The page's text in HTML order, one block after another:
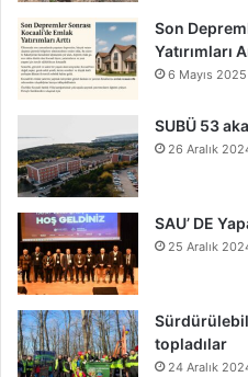
Son
Yatırımları
6 Mayıs 2025
SUBÜ 53
26 Aralık
SAU’ DE
25 Aralık
topladılar
24 Aralık